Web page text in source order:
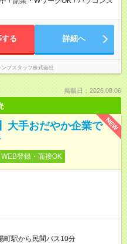
する 詳細へ
プスタッフ株式会社
掲載日：2026.08.06
NEW
大手おだやか企業で
WEB登録・面接OK
町駅から民間バス10分